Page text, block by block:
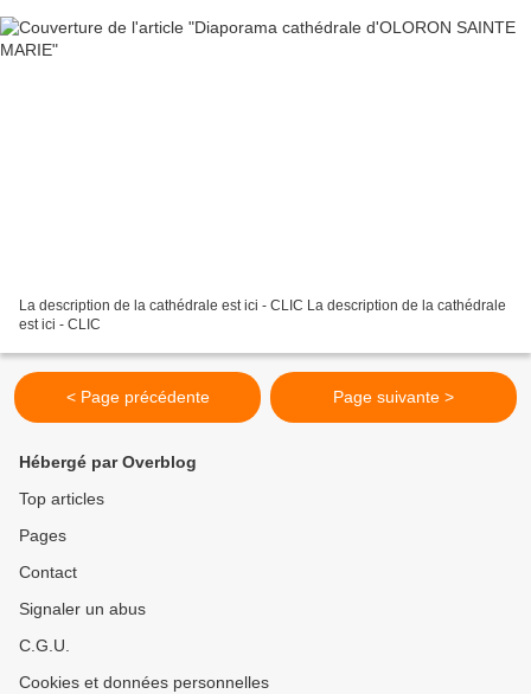
La description de la cathédrale est ici - CLIC La description de la cathédrale
est ici - CLIC
< Page précédente Page suivante >
Hébergé par Overblog
Top articles
Pages
Contact
Signaler un abus
C.G.U.
Cookies et données personnelles